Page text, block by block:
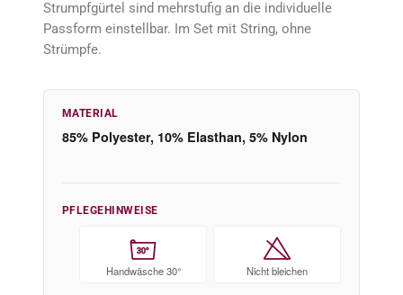
Strumpfgürtel sind mehrstufig an die individuelle
Passform einstellbar. Im Set mit String, ohne
Strümpfe.
MATERIAL
85% Polyester, 10% Elasthan, 5% Nylon
PFLEGEHINWEISE
30°
Handwäsche 30° Nicht bleichen